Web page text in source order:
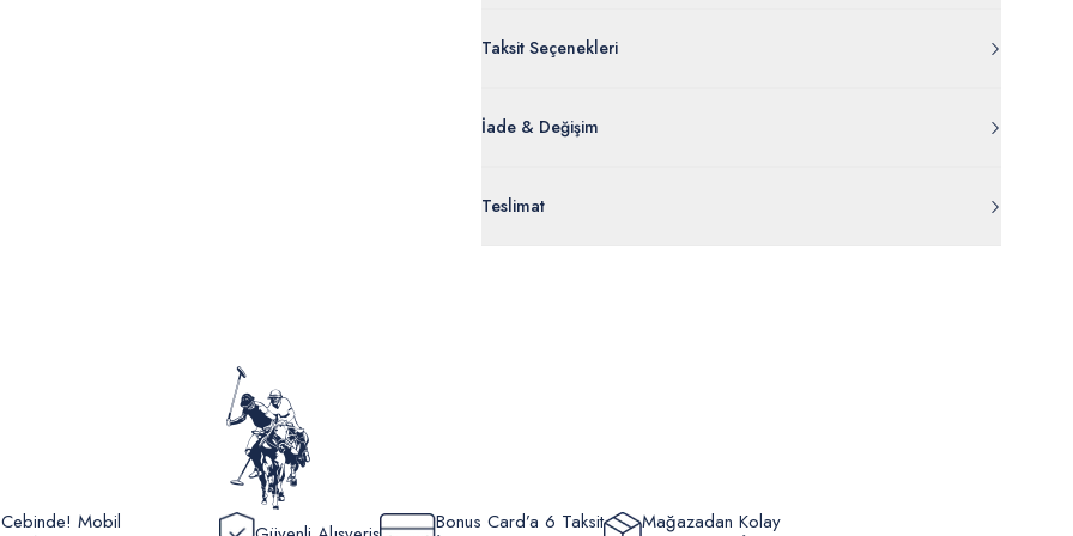
Taksit Seçenekleri
İade & Değişim
ürünlerde
edilebilir.
Teslimat
Mobil
Bonus Card’a 6 Taksit
Mağazadan Kolay